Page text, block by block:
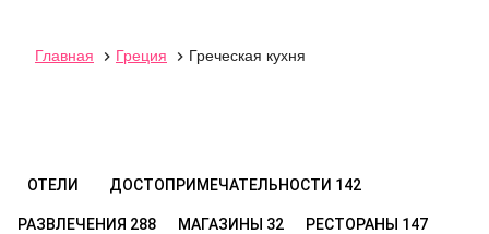
Главная  Греция  Греческая кухня
ОТЕЛИ ДОСТОПРИМЕЧАТЕЛЬНОСТИ 142
РАЗВЛЕЧЕНИЯ 288 МАГАЗИНЫ 32 РЕСТОРАНЫ 147